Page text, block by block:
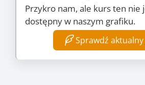
Przykro nam, ale kurs ten nie
dostępny w naszym grafiku.
Sprawdź